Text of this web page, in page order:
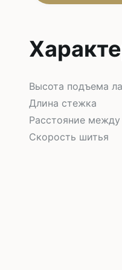
Высота подъема
Длина стежка
Расстояние между
Скорость шитья